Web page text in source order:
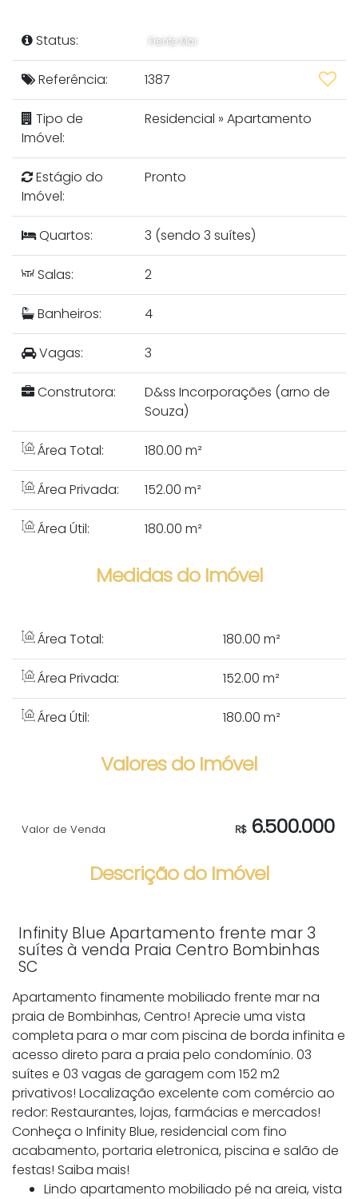
Status: Frente Mar
Referência: 1387
Tipo de
Imóvel:
Residencial » Apartamento
Estágio do
Imóvel:
Pronto
Quartos: 3 (sendo 3 suítes)
Salas: 2
Banheiros: 4
Vagas: 3
Construtora:
D&ss Incorporações (arno de
Souza)
Área Total: 180.00 m²
Área Privada: 152.00 m²
Área Útil: 180.00 m²
Medidas do Imóvel
Área Total: 180.00 m²
Área Privada: 152.00 m²
Área Útil: 180.00 m²
Valores do Imóvel
R$6.500.000
Valor de Venda
Descrição do Imóvel
Infinity Blue Apartamento frente mar 3
suítes à venda Praia Centro Bombinhas
SC
Apartamento finamente mobiliado frente mar na
praia de Bombinhas, Centro! Aprecie uma vista
completa para o mar com piscina de borda infinita e
acesso direto para a praia pelo condomínio. 03
suítes e 03 vagas de garagem com 152 m2
privativos! Localização excelente com comércio ao
redor: Restaurantes, lojas, farmácias e mercados!
Conheça o Infinity Blue, residencial com fino
acabamento, portaria eletronica, piscina e salão de
festas! Saiba mais!
Lindo apartamento mobiliado pé na areia, vista